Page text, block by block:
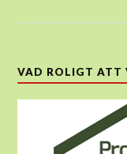
VAD ROLIGT ATT